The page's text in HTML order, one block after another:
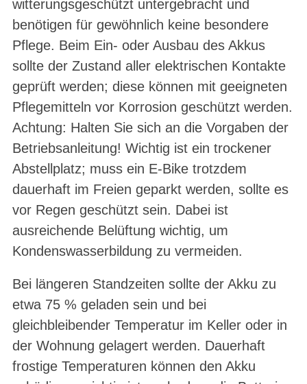
witterungsgeschützt untergebracht und
benötigen für gewöhnlich keine besondere
Pflege. Beim Ein- oder Ausbau des Akkus
sollte der Zustand aller elektrischen Kontakte
geprüft werden; diese können mit geeigneten
Pflegemitteln vor Korrosion geschützt werden.
Achtung: Halten Sie sich an die Vorgaben der
Betriebsanleitung! Wichtig ist ein trockener
Abstellplatz; muss ein E-Bike trotzdem
dauerhaft im Freien geparkt werden, sollte es
vor Regen geschützt sein. Dabei ist
ausreichende Belüftung wichtig, um
Kondenswasserbildung zu vermeiden.
Bei längeren Standzeiten sollte der Akku zu
etwa 75 % geladen sein und bei
gleichbleibender Temperatur im Keller oder in
der Wohnung gelagert werden. Dauerhaft
frostige Temperaturen können den Akku